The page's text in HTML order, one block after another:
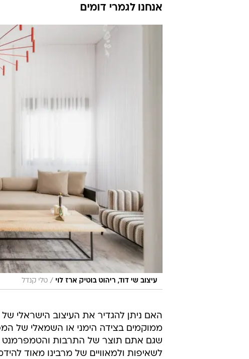
אנחנו לגמרי דומים
עיצוב שי דוד, ריהוט בוטיק ארז לוי / טלי קנדל
האם ניתן להגדיר את העיצוב הישראלי
ממוקמים בצידה הימני או השמאלי של
שגם אתם תוצר של התרבות והטמפרמנט
לשאיפות ולמאוויים של מרבינו מאוד